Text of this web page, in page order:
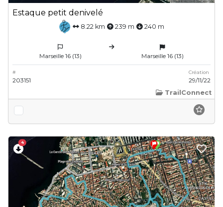
Estaque petit denivelé
8.22 km 239 m 240 m
Marseille 16 (13) Marseille 16 (13)
#
203151
Création
29/11/22
TrailConnect
4